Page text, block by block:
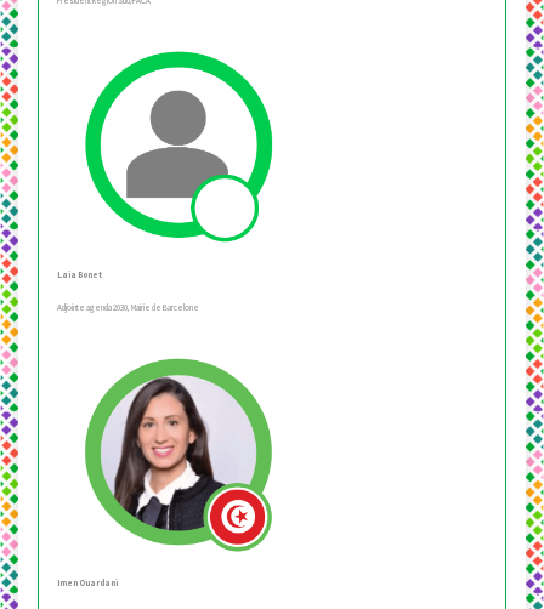
Laia Bonet
Adjointe agenda 2030, Mairie de Barcelone
Imen Ouardani